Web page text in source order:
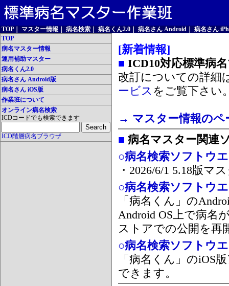
TOP マスター情報 病名検索 病名くん2.0 病名さん Android
病名さん
TOP
病名マスター情報
運用補助マスター
病名くん2.0
病名さん Android版
病名さん iOS版
作業班について
オンライン病名検索
ICDコードでも検索できます
ICD階層病名ブラウザ
[新着情報]
■ ICD10対応標準病
改訂についての詳細
ービス をご覧下さい
→ マスター情報のペ
■ 病名マスター関連
○病名検索ソフトウ
・2026/6/1 5.18版マ
○病名検索ソフトウ
「病名くん」の
Android OS上で病名
ストアでの公開を再
○病名検索ソフトウ
「病名くん」のiOS
できます。